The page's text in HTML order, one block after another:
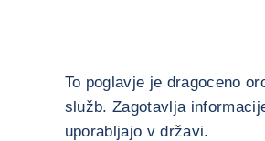
To poglavje je dragoceno
služb. Zagotavlja
uporabljajo v državi.